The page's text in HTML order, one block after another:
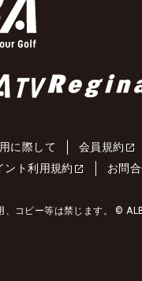
に際して 会員規約
ント利用規約 お問
、コピー等は禁じます。 ©